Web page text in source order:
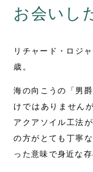
お会いし
リチャード・ロジ
歳。
海の向こうの「男
けではありません
アクアソイル工法
の方がとても丁寧
った意味で身近な存